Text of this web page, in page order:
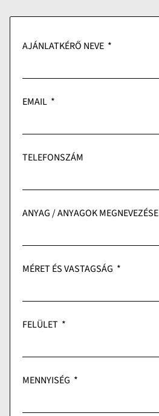
AJÁNLATKÉRŐ NEVE
EMAIL
TELEFONSZÁM
ANYAG / ANYAGOK MEGNEVEZÉSE
MÉRET ÉS VASTAGSÁG
FELÜLET
MENNYISÉG